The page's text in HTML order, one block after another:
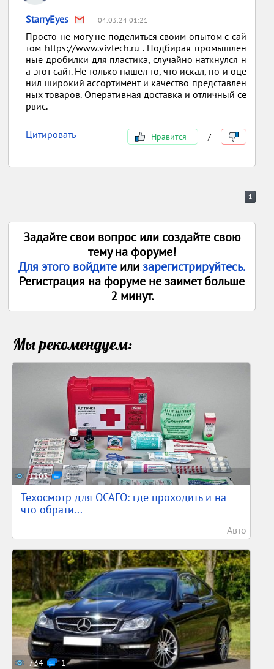
StarryEyes 04.03.24 01:21
Просто не могу не поделиться своим опытом с сай
том https://www.vivtech.ru . Подбирая промышлен
ные дробилки для пластика, случайно наткнулся н
а этот сайт. Не только нашел то, что искал, но и оце
нил широкий ассортимент и качество представлен
ных товаров. Оперативная доставка и отличный се
рвис.
Цитировать Нравится /
1
Задайте свои вопрос или создайте свою
тему на форуме!
Для этого войдите илизарегистрируйтесь.
Регистрация на форуме не заимет больше
2 минут.
Мы рекомендуем:
1103 0
Техосмотр для ОСАГО: где проходить и на
что обрати...
Авто
734 1